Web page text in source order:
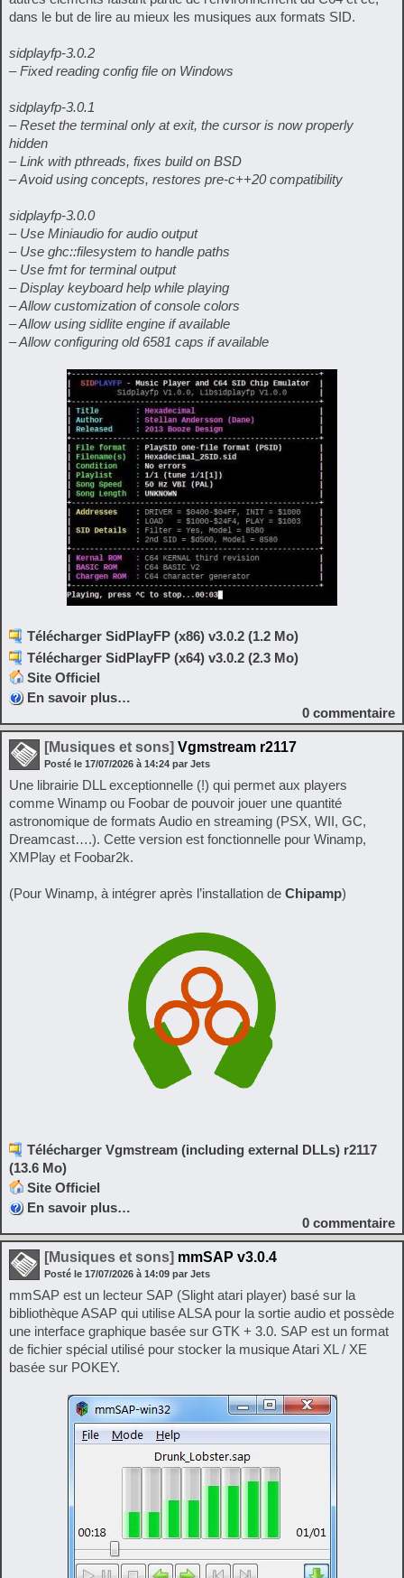
dans le but de lire au mieux les musiques aux formats SID.
sidplayfp-3.0.2
– Fixed reading config file on Windows
sidplayfp-3.0.1
– Reset the terminal only at exit, the cursor is now properly
hidden
– Link with pthreads, fixes build on BSD
– Avoid using concepts, restores pre-c++20 compatibility
sidplayfp-3.0.0
– Use Miniaudio for audio output
– Use ghc::filesystem to handle paths
– Use fmt for terminal output
– Display keyboard help while playing
– Allow customization of console colors
– Allow using sidlite engine if available
– Allow configuring old 6581 caps if available
Télécharger SidPlayFP (x86) v3.0.2 (1.2 Mo)
Télécharger SidPlayFP (x64) v3.0.2 (2.3 Mo)
Site Officiel
En savoir plus…
0 commentaire
[Musiques et sons] Vgmstream r2117
Posté le 17/07/2026 à 14:24 par Jets
Une librairie DLL exceptionnelle (!) qui permet aux players
comme Winamp ou Foobar de pouvoir jouer une quantité
astronomique de formats Audio en streaming (PSX, WII, GC,
Dreamcast….). Cette version est fonctionnelle pour Winamp,
XMPlay et Foobar2k.
(Pour Winamp, à intégrer après l’installation de Chipamp)
Télécharger Vgmstream (including external DLLs) r2117
(13.6 Mo)
Site Officiel
En savoir plus…
0 commentaire
[Musiques et sons] mmSAP v3.0.4
Posté le 17/07/2026 à 14:09 par Jets
mmSAP est un lecteur SAP (Slight atari player) basé sur la
bibliothèque ASAP qui utilise ALSA pour la sortie audio et possède
une interface graphique basée sur GTK + 3.0. SAP est un format
de fichier spécial utilisé pour stocker la musique Atari XL / XE
basée sur POKEY.